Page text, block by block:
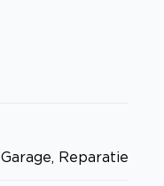
Garage, Reparatie